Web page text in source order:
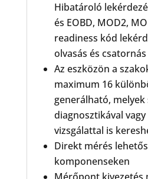
Hibatároló
és EOBD, MOD2,
readiness kód
olvasás és
Az eszközön a
maximum 16
generálható, melyek
diagnosztikával
vizsgálattal is
Direkt mérés
komponenseken